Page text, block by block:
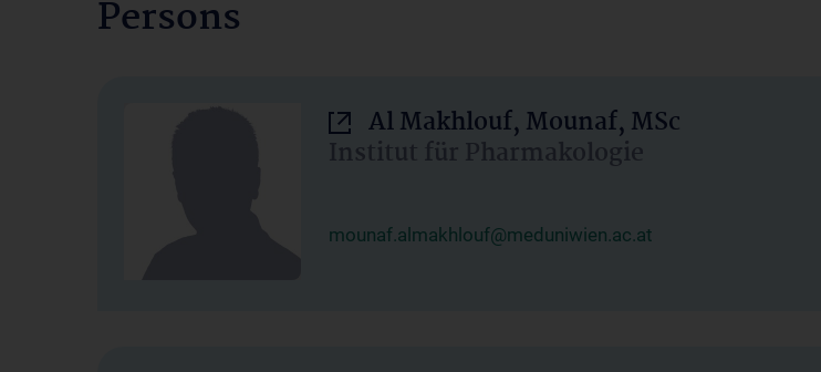
Persons
Al Makhlouf, Mounaf, MSc
Institut für Pharmakologie
mounaf.almakhlouf@meduniwien.ac.at